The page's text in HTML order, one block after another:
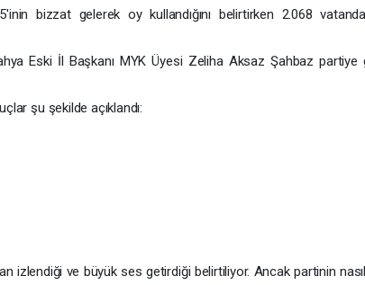
bizzat gelerek oy kullandığını belirtirken 2.068
Eski İl Başkanı MYK Üyesi Zeliha Aksaz Şahbaz partiye
şu şekilde açıklandı:
izlendiği ve büyük ses getirdiği belirtiliyor. Ancak partinin